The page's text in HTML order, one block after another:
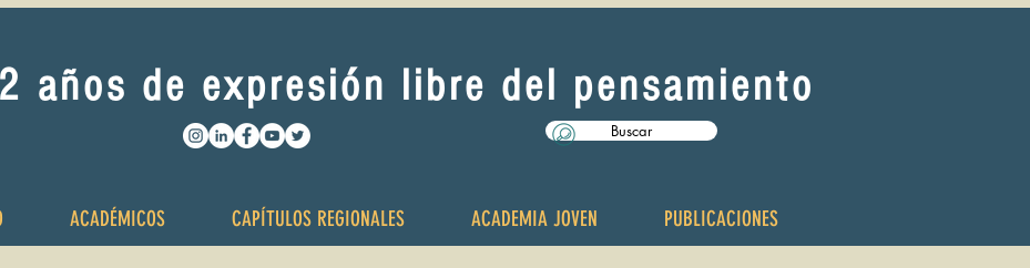
años de expresión libre del pensamiento
Buscar
ACADÉMICOS CAPÍTULOS REGIONALES ACADEMIA JOVEN PUBLICACIONES